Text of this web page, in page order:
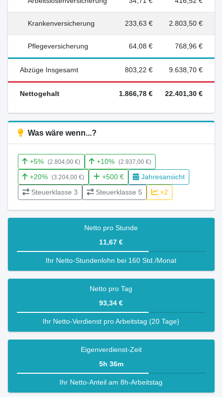
Krankenversicherung 233,63 € 2.803,50 €
Pflegeversicherung 64,08 € 768,96 €
Abzüge Insgesamt 803,22 € 9.638,70 €
Nettogehalt 1.866,78 € 22.401,30 €
Was wäre wenn...?
+5% (2.804,00 €) +10% (2.937,00 €)
+20% (3.204,00 €) +500 €
Jahresansicht
Steuerklasse 3
Steuerklasse 5 ×2
Netto pro Stunde
11,67 €
Ihr Netto-Stundenlohn bei 160 Std./Monat
Netto pro Tag
93,34 €
Ihr Netto-Verdienst pro Arbeitstag (20 Tage)
Eigenverdienst-Zeit
5h 36m
Ihr Netto-Anteil am 8h-Arbeitstag